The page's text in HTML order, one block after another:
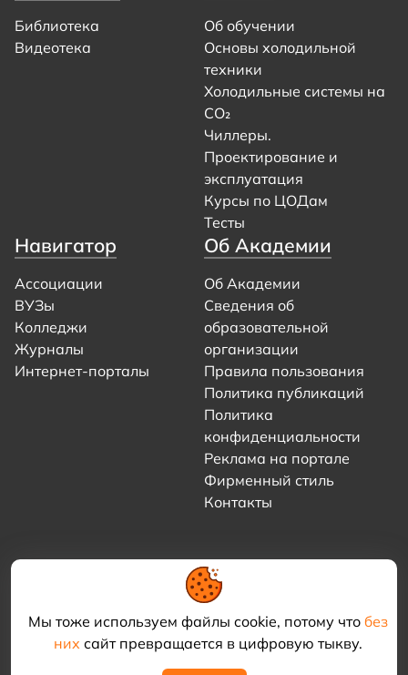
Мы тоже используем файлы cookie, потому что без
нихсайт превращается в цифровую тыкву.
Библиотека
Видеотека
Об обучении
Основы холодильной
техники
Холодильные системы на
CO₂
Чиллеры.
Проектирование и
эксплуатация
Курсы по ЦОДам
Тесты
Навигатор
Ассоциации
ВУЗы
Колледжи
Журналы
Интернет-порталы
Об Академии
Об Академии
Сведения об
образовательной
организации
Правила пользования
Политика публикаций
Политика
конфиденциальности
Реклама на портале
Фирменный стиль
Контакты